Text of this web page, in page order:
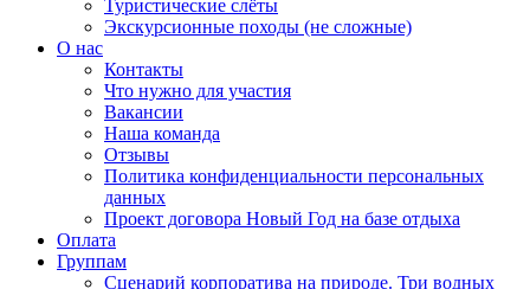
Туристические слёты
Экскурсионные походы (не сложные)
О нас
Контакты
Что нужно для участия
Вакансии
Наша команда
Отзывы
Политика конфиденциальности персональных
данных
Проект договора Новый Год на базе отдыха
Оплата
Группам
Сценарий корпоратива на природе. Три водных